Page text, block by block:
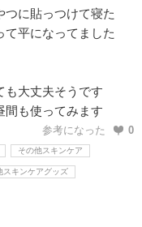
つに貼っつけて寝た
て平になってました
も大丈夫そうです
間も使ってみます
参考になった 0
その他スキンケア
スキンケアグッズ